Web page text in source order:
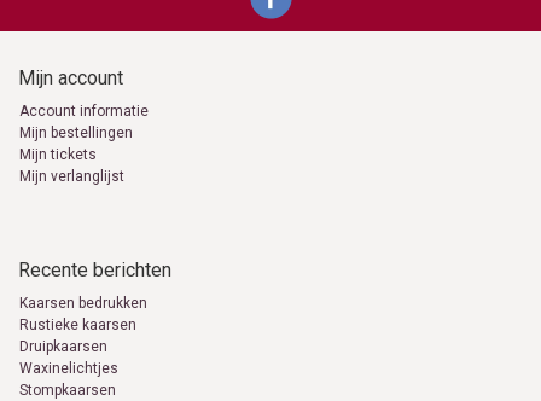
Mijn account
Account informatie
Mijn bestellingen
Mijn tickets
Mijn verlanglijst
Recente berichten
Kaarsen bedrukken
Rustieke kaarsen
Druipkaarsen
Waxinelichtjes
Stompkaarsen